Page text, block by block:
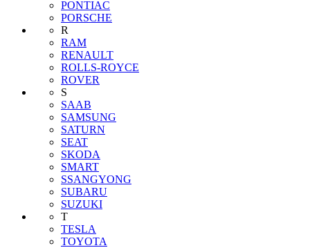
PONTIAC
PORSCHE
R
RAM
RENAULT
ROLLS-ROYCE
ROVER
S
SAAB
SAMSUNG
SATURN
SEAT
SKODA
SMART
SSANGYONG
SUBARU
SUZUKI
T
TESLA
TOYOTA